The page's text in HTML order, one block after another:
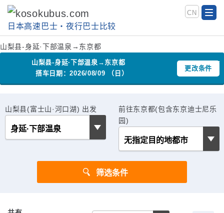
日本高速巴士‧夜行巴士比较
CN
山梨县-身延·下部温泉→东京都
山梨县-身延·下部温泉→东京都
搭车日期：2026/08/09 （日）
更改条件
山梨县(富士山·河口湖) 出发
前往东京都(包含东京迪士尼乐
园)